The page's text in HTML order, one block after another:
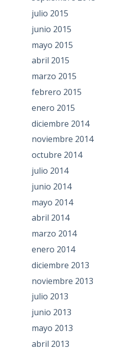
julio 2015
junio 2015
mayo 2015
abril 2015
marzo 2015
febrero 2015
enero 2015
diciembre 2014
noviembre 2014
octubre 2014
julio 2014
junio 2014
mayo 2014
abril 2014
marzo 2014
enero 2014
diciembre 2013
noviembre 2013
julio 2013
junio 2013
mayo 2013
abril 2013